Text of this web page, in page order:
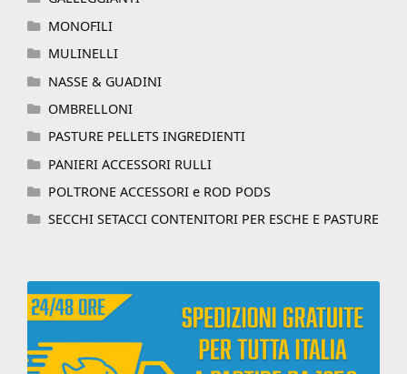
MONOFILI
MULINELLI
NASSE & GUADINI
OMBRELLONI
PASTURE PELLETS INGREDIENTI
PANIERI ACCESSORI RULLI
POLTRONE ACCESSORI e ROD PODS
SECCHI SETACCI CONTENITORI PER ESCHE E PASTURE